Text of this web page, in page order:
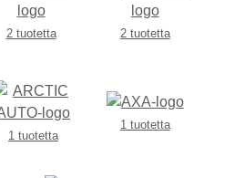
2 tuotetta 2 tuotetta
1 tuotetta
1 tuotetta